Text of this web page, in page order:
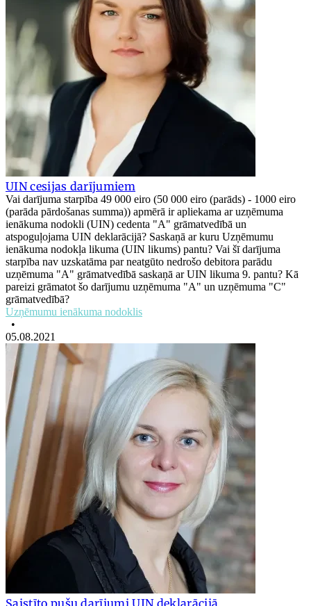
UIN cesijas darījumiem
Vai darījuma starpība 49 000 eiro (50 000 eiro (parāds) - 1000 eiro
(parāda pārdošanas summa)) apmērā ir apliekama ar uzņēmuma
ienākuma nodokli (UIN) cedenta "A" grāmatvedībā un
atspoguļojama UIN deklarācijā? Saskaņā ar kuru Uzņēmumu
ienākuma nodokļa likuma (UIN likums) pantu? Vai šī darījuma
starpība nav uzskatāma par neatgūto nedrošo debitora parādu
uzņēmuma "A" grāmatvedībā saskaņā ar UIN likuma 9. pantu? Kā
pareizi grāmatot šo darījumu uzņēmuma "A" un uzņēmuma "C"
grāmatvedībā?
Uzņēmumu ienākuma nodoklis
•
05.08.2021